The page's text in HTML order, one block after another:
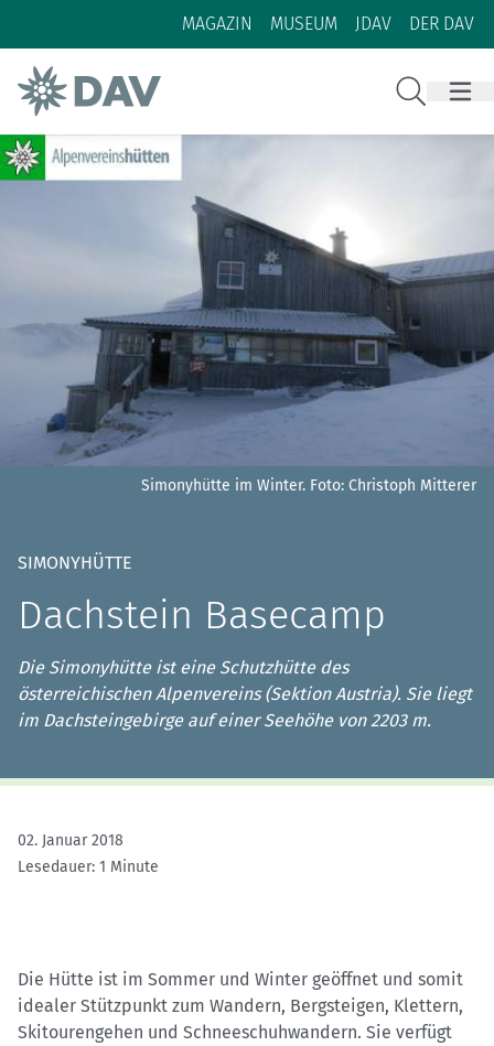
Zum Inhalt
Zur Footer-Navigation
MAGAZIN MUSEUM JDAV DER DAV
Simonyhütte im Winter. Foto: Christoph Mitterer
SIMONYHÜTTE
Dachstein Basecamp
Die Simonyhütte ist eine Schutzhütte des
österreichischen Alpenvereins (Sektion Austria). Sie liegt
im Dachsteingebirge auf einer Seehöhe von 2203 m.
02. Januar 2018
Lesedauer: 1 Minute
Die Hütte ist im Sommer und Winter geöffnet und somit
idealer Stützpunkt zum Wandern, Bergsteigen, Klettern,
Skitourengehen und Schneeschuhwandern. Sie verfügt